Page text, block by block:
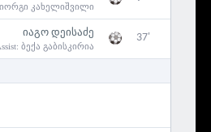
კახელიშვილი
იაგო დეისაძე
ბექა გაბისკირია
37'